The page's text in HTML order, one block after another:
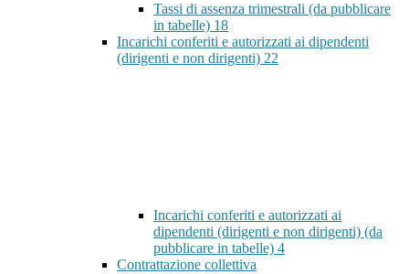
Tassi di assenza trimestrali (da pubblicare
in tabelle) 18
Incarichi conferiti e autorizzati ai dipendenti
(dirigenti e non dirigenti) 22
Incarichi conferiti e autorizzati ai
dipendenti (dirigenti e non dirigenti) (da
pubblicare in tabelle) 4
Contrattazione collettiva